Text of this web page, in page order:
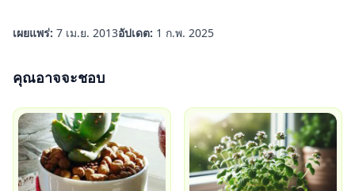
เผยแพร่: 7 เม.ย. 2013อัปเดต: 1 ก.พ. 2025
คุณอาจจะชอบ